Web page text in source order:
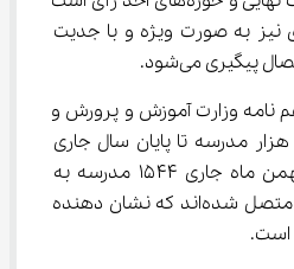
نیز به صورت ویژه و با جدیت
پیگیری می‌شود.
نامه وزارت آموزش و پرورش و
شرکت مخابرات، اتصال ۱۰ هزار مدرسه تا پایان سال جاری
هدف‌گذاری شده که تا بهمن ماه جاری ۱۵۴۴ مدرسه به
شبکه اینترنت فیبر نوری متصل شده‌اند که نشان دهنده